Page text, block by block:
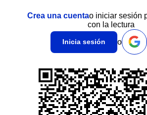
Crea una cuentao iniciar sesión
con la lectura
Inicia sesión o